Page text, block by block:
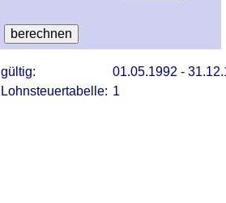
gültig:
01.05.1992 -
Lohnsteuertabelle: 1